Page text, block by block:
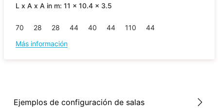
L x A x A in m: 11 x 10.4 x 3.5
70 28 28 44 40 44 110
44
Más información
Ejemplos de configuración de salas